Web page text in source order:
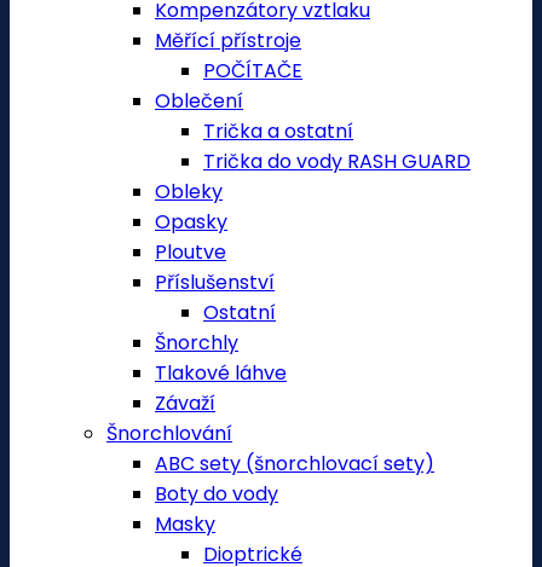
Kompenzátory vztlaku
Měřící přístroje
POČÍTAČE
Oblečení
Trička a ostatní
Trička do vody RASH GUARD
Obleky
Opasky
Ploutve
Příslušenství
Ostatní
Šnorchly
Tlakové láhve
Závaží
Šnorchlování
ABC sety (šnorchlovací sety)
Boty do vody
Masky
Dioptrické